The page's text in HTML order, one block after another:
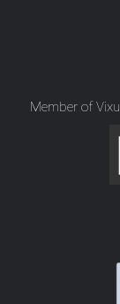
Member of